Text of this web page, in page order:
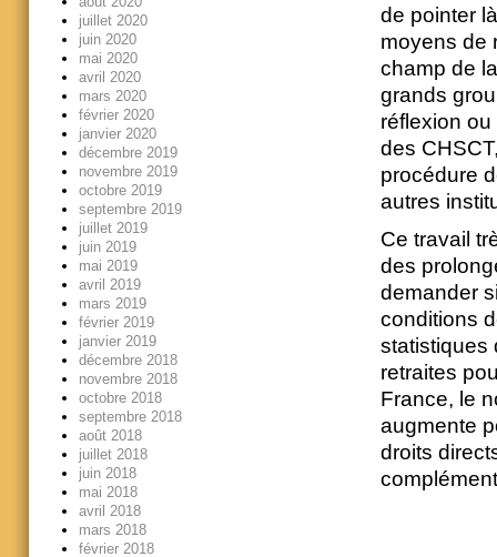
de pointer
moyens de
champ de
grands
réflexion ou
des
procédure
autres
Ce travail
des
demander
conditions
statistiques
retraites
France, le
augmente
droits
juillet 2020
juin 2020
mai 2020
avril 2020
mars 2020
février 2020
janvier 2020
décembre 2019
novembre 2019
octobre 2019
septembre 2019
juillet 2019
juin 2019
mai 2019
avril 2019
mars 2019
février 2019
janvier 2019
décembre 2018
novembre 2018
octobre 2018
septembre 2018
août 2018
juillet 2018
juin 2018
mai 2018
avril 2018
mars 2018
février 2018